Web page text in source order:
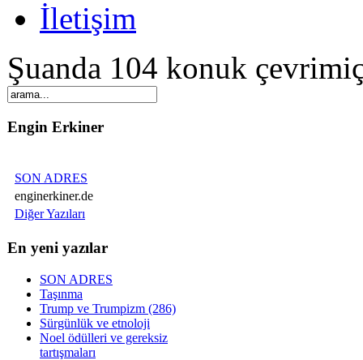
İletişim
Şuanda 104 konuk
Engin Erkiner
SON ADRES
enginerkiner.de
Diğer Yazıları
En yeni yazılar
SON ADRES
Taşınma
Trump ve Trumpizm (286)
Sürgünlük ve etnoloji
Noel ödülleri ve gereksiz
tartışmaları